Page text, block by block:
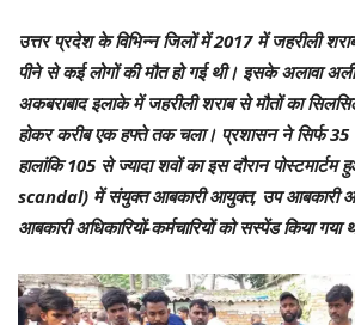
उत्तर प्रदेश के विभिन्न जिलों में 2017 में जहरीली
पीने से कई लोगों की मौत हो गई थी। इसके अलावा
अकबराबाद इलाके में जहरीली शराब से मौतों का
होकर करीब एक हफ्ते तक चला। प्रशासन ने सिर्फ 35
हालांकि 105 से ज्यादा शवों का इस दौरान
scandal) में संयुक्त आबकारी आयुक्त, उप आबकारी
आबकारी अधिकारियों-कर्मचारियों को सस्पेंड किया गया